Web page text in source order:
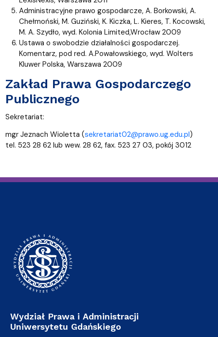
Administracyjne prawo gospodarcze, A. Borkowski, A.
Chełmoński, M. Guziński, K. Kiczka, L. Kieres, T. Kocowski,
M. A. Szydło, wyd. Kolonia Limited,Wrocław 2009
Ustawa o swobodzie działalności gospodarczej.
Komentarz, pod red. A.Powałowskiego, wyd. Wolters
Kluwer Polska, Warszawa 2009
Zakład Prawa Gospodarczego
Publicznego
Sekretariat:
mgr Jeznach Wioletta (sekretariat02@prawo.ug.edu.pl)
tel. 523 28 62 lub wew. 28 62, fax. 523 27 03, pokój 3012
Wydział Prawa i Administracji
Uniwersytetu Gdańskiego